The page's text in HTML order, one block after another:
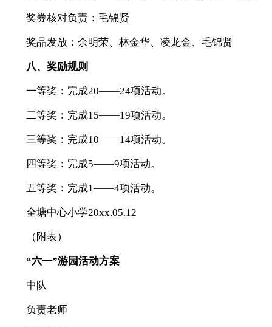
奖券核对负责：毛锦贤
奖品发放：余明荣、林金华、凌龙金、毛锦贤
八、奖励规则
一等奖：完成20——24项活动。
二等奖：完成15——19项活动。
三等奖：完成10——14项活动。
四等奖：完成5——9项活动。
五等奖：完成1——4项活动。
全塘中心小学20xx.05.12
（附表）
“六一”游园活动方案
中队
负责老师